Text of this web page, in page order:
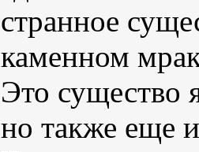
странное
каменном
Это существо
но также еще